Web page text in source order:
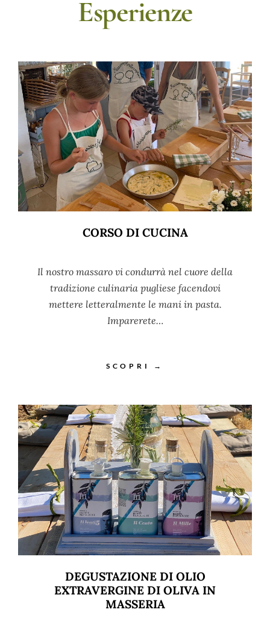
Esperienze
CORSO DI CUCINA
Il nostro massaro vi condurrà nel cuore della
tradizione culinaria pugliese facendovi
mettere letteralmente le mani in pasta.
Imparerete…
SCOPRI →
DEGUSTAZIONE DI OLIO
EXTRAVERGINE DI OLIVA IN
MASSERIA